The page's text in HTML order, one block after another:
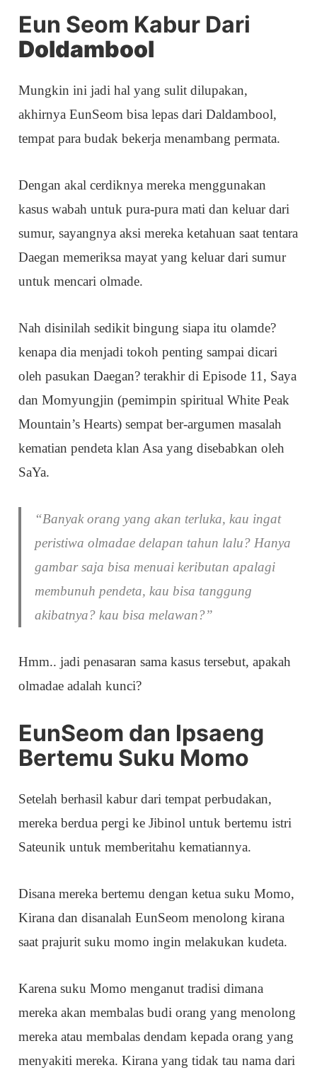
Eun Seom Kabur Dari
Doldambool
Mungkin ini jadi hal yang sulit dilupakan,
akhirnya EunSeom bisa lepas dari Daldambool,
tempat para budak bekerja menambang permata.
Dengan akal cerdiknya mereka menggunakan
kasus wabah untuk pura-pura mati dan keluar dari
sumur, sayangnya aksi mereka ketahuan saat tentara
Daegan memeriksa mayat yang keluar dari sumur
untuk mencari olmade.
Nah disinilah sedikit bingung siapa itu olamde?
kenapa dia menjadi tokoh penting sampai dicari
oleh pasukan Daegan? terakhir di Episode 11, Saya
dan Momyungjin (pemimpin spiritual White Peak
Mountain’s Hearts) sempat ber-argumen masalah
kematian pendeta klan Asa yang disebabkan oleh
SaYa.
“Banyak orang yang akan terluka, kau ingat
peristiwa olmadae delapan tahun lalu? Hanya
gambar saja bisa menuai keributan apalagi
membunuh pendeta, kau bisa tanggung
akibatnya? kau bisa melawan?”
Hmm.. jadi penasaran sama kasus tersebut, apakah
olmadae adalah kunci?
EunSeom dan Ipsaeng
Bertemu Suku Momo
Setelah berhasil kabur dari tempat perbudakan,
mereka berdua pergi ke Jibinol untuk bertemu istri
Sateunik untuk memberitahu kematiannya.
Disana mereka bertemu dengan ketua suku Momo,
Kirana dan disanalah EunSeom menolong kirana
saat prajurit suku momo ingin melakukan kudeta.
Karena suku Momo menganut tradisi dimana
mereka akan membalas budi orang yang menolong
mereka atau membalas dendam kepada orang yang
menyakiti mereka. Kirana yang tidak tau nama dari